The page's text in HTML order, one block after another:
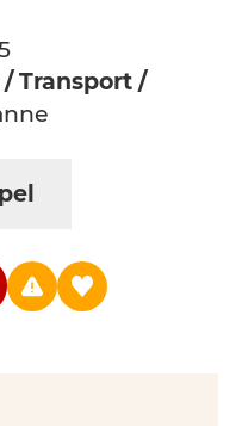
Transport /